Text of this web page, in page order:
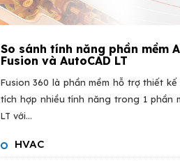
So sánh tính năng phần mềm
Fusion và AutoCAD LT
Fusion 360 là phần mềm hỗ trợ thiết kế
tích hợp nhiều tính năng trong 1 phần
LT với...
HVAC